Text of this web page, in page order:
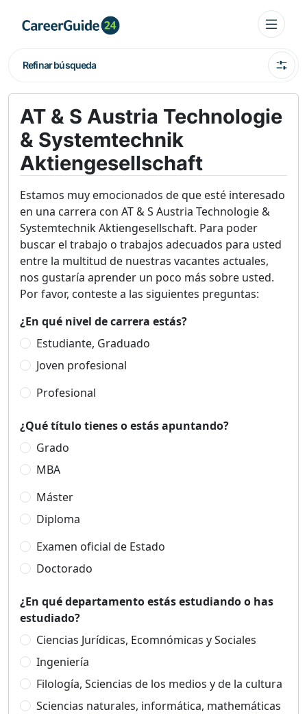
Refinar búsqueda
AT & S Austria Technologie
& Systemtechnik
Aktiengesellschaft
Estamos muy emocionados de que esté interesado
en una carrera con AT & S Austria Technologie &
Systemtechnik Aktiengesellschaft. Para poder
buscar el trabajo o trabajos adecuados para usted
entre la multitud de nuestras vacantes actuales,
nos gustaría aprender un poco más sobre usted.
Por favor, conteste a las siguientes preguntas:
¿En qué nivel de carrera estás?
Estudiante, Graduado
Joven profesional
Profesional
¿Qué título tienes o estás apuntando?
Grado
MBA
Máster
Diploma
Examen oficial de Estado
Doctorado
¿En qué departamento estás estudiando o has
estudiado?
Ciencias Jurídicas, Ecomnómicas y Sociales
Ingeniería
Filología, Sciencias de los medios y de la cultura
Sciencias naturales, informática, mathemáticas